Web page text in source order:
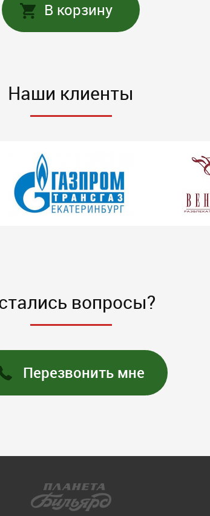
В корзину
Наши клиенты
вопросы?
Перезвонить мне